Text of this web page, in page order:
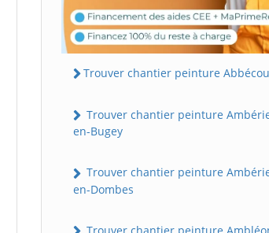
Trouver chantier peinture
Trouver chantier peinture
en-Bugey
Trouver chantier peinture
en-Dombes
Trouver chantier peinture